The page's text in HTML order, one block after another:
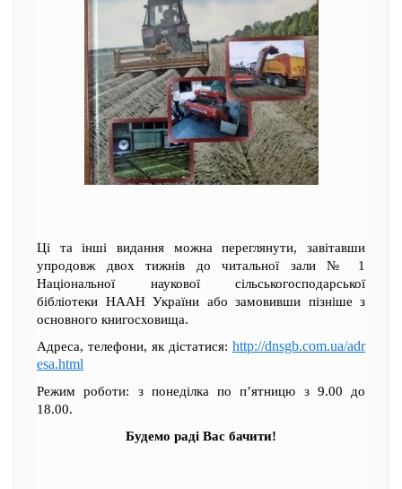
Ці та інші видання можна переглянути, завітавши
упродовж двох тижнів до читальної зали № 1
Національної наукової сільськогосподарської
бібліотеки НААН України або замовивши пізніше з
основного книгосховища.
Адреса, телефони, як дістатися: http://dnsgb.com.ua/adr
esa.html
Режим роботи: з понеділка по п’ятницю з 9.00 до
18.00.
Будемо раді Вас бачити!